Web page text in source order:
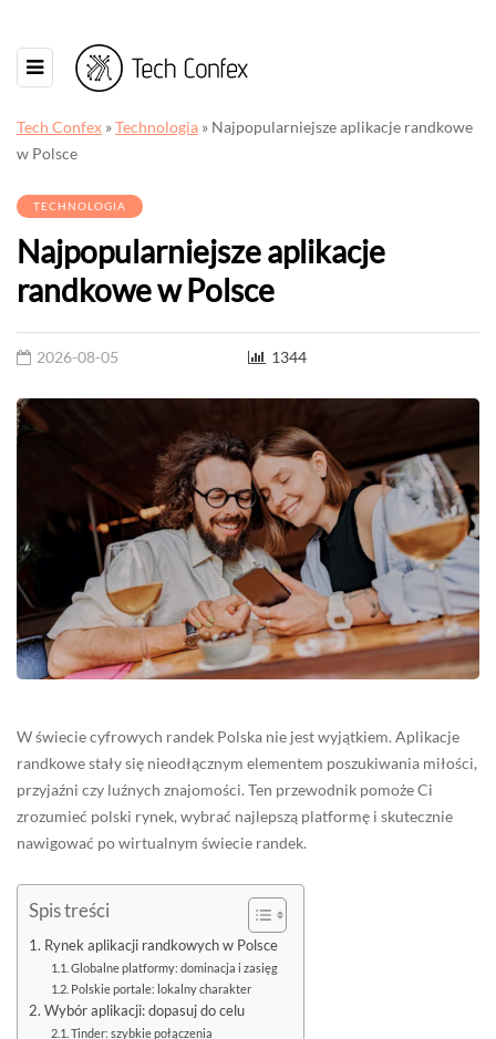
Tech Confex »Technologia » Najpopularniejsze aplikacje randkowe
w Polsce
TECHNOLOGIA
Najpopularniejsze aplikacje
randkowe w Polsce
2026-08-05 1344
W świecie cyfrowych randek Polska nie jest wyjątkiem. Aplikacje
randkowe stały się nieodłącznym elementem poszukiwania miłości,
przyjaźni czy luźnych znajomości. Ten przewodnik pomoże Ci
zrozumieć polski rynek, wybrać najlepszą platformę i skutecznie
nawigować po wirtualnym świecie randek.
Spis treści
Rynek aplikacji randkowych w Polsce
Globalne platformy: dominacja i zasięg
Polskie portale: lokalny charakter
Wybór aplikacji: dopasuj do celu
Tinder: szybkie połączenia